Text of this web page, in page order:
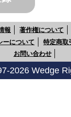
報 著作権について
ーについて
特定商取
お問い合わせ
2026 Wedge